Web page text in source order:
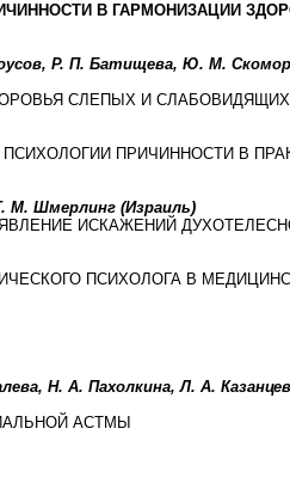
В ГАРМОНИЗАЦИИ
Р. П. Батищева, Ю. М.
СЛЕПЫХ И
ПРИЧИННОСТИ В
М. Шмерлинг (Израиль)
ИСКАЖЕНИЙ
ПСИХОЛОГА В
Н. А. Пахолкина, Л. А.
АСТМЫ